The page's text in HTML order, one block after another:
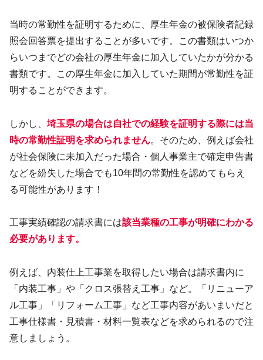
当時の常勤性を証明するために、厚生年金の被保険者記録
照会回答票を提出することが多いです。この書類はいつか
らいつまでどの会社の厚生年金に加入していたかが分かる
書類です。この厚生年金に加入していた期間が常勤性を証
明することができます。
しかし、 埼玉県の場合は自社での経験を証明する際には当
時の常勤性証明を求められません。そのため、例えば会社
が社会保険に未加入だった場合・個人事業主で確定申告書
などを紛失した場合でも10年間の常勤性を認めてもらえ
る可能性があります！
工事実績確認の請求書には該当業種の工事が明確にわかる
必要があります。
例えば、内装仕上工事業を取得したい場合は請求書内に
「内装工事」や「クロス張替え工事」など。「リニューア
ル工事」「リフォーム工事」など工事内容があいまいだと
工事仕様書・見積書・材料一覧表などを求められるので注
意しましょう。